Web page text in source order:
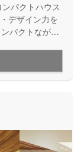
パクトハウス
デザイン力を
パクトながら